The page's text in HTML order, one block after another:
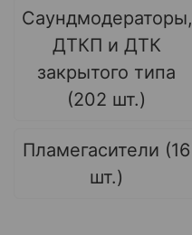
Саундмодераторы,
ДТКП и ДТК
закрытого типа
(202 шт.)
Пламегасители (16
шт.)